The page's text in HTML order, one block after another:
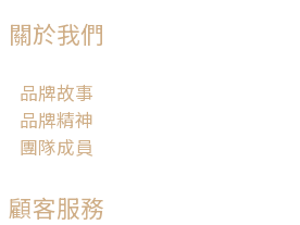
關於我們
品牌故事
品牌精神
團隊成員
顧客服務